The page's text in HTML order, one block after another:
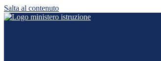
Salta al contenuto